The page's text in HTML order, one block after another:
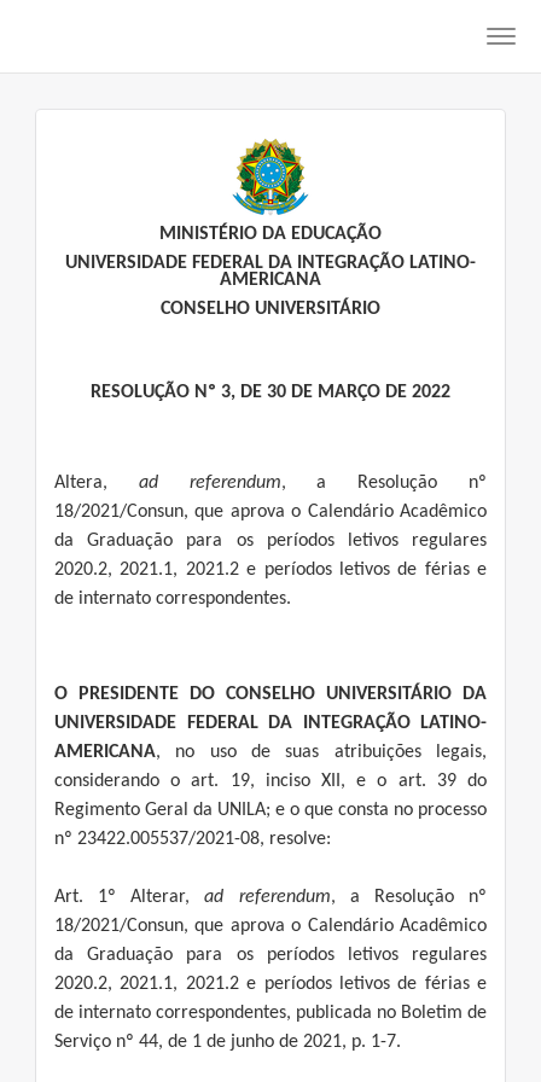
MINISTÉRIO DA EDUCAÇÃO
UNIVERSIDADE FEDERAL DA INTEGRAÇÃO LATINO-
AMERICANA
CONSELHO UNIVERSITÁRIO
RESOLUÇÃO Nº 3, DE 30 DE MARÇO DE 2022
Altera, ad referendum, a Resolução nº
18/2021/Consun, que aprova o Calendário Acadêmico
da Graduação para os períodos letivos regulares
2020.2, 2021.1, 2021.2 e períodos letivos de férias e
de internato correspondentes.
O PRESIDENTE DO CONSELHO UNIVERSITÁRIO DA
UNIVERSIDADE FEDERAL DA INTEGRAÇÃO LATINO-
AMERICANA, no uso de suas atribuições legais,
considerando o art. 19, inciso XII, e o art. 39 do
Regimento Geral da UNILA; e o que consta no processo
nº 23422.005537/2021-08, resolve:
Art. 1º Alterar,ad referendum, a Resolução nº
18/2021/Consun, que aprova o Calendário Acadêmico
da Graduação para os períodos letivos regulares
2020.2, 2021.1, 2021.2 e períodos letivos de férias e
de internato correspondentes, publicada no Boletim de
Serviço nº 44, de 1 de junho de 2021, p. 1-7.